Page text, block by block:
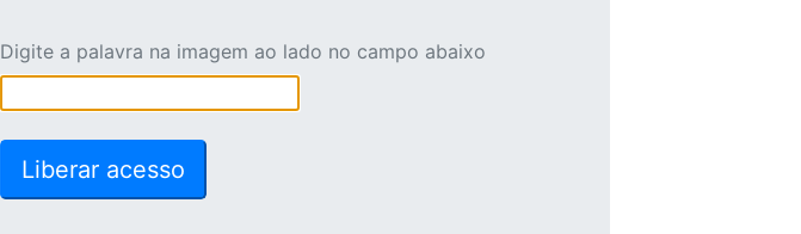
Digite a palavra na imagem ao lado no campo abaixo